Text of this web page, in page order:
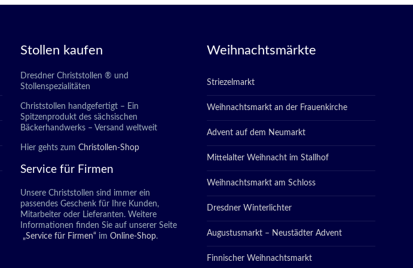
Stollen kaufen
Dresdner Christstollen ® und
Stollenspezialitäten
Christstollen handgefertigt – Ein
Spitzenprodukt des sächsischen
Bäckerhandwerks – Versand weltweit
Hier gehts zum Christollen-Shop
Service für Firmen
Unsere Christstollen sind immer ein
passendes Geschenk für Ihre Kunden,
Mitarbeiter oder Lieferanten. Weitere
Informationen finden Sie auf unserer Seite
„Service für Firmen“ im Online-Shop.
Weihnachtsmärkte
Striezelmarkt
Weihnachtsmarkt an der Frauenkirche
Advent auf dem Neumarkt
Mittelalter Weihnacht im Stallhof
Weihnachtsmarkt am Schloss
Dresdner Winterlichter
Augustusmarkt – Neustädter Advent
Finnischer Weihnachtsmarkt